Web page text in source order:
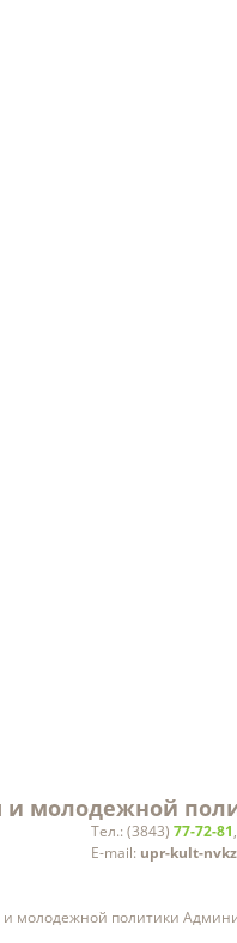
и молодежной
Тел.: (3843) 77-72-81
E-mail: upr-kult-
и молодежной политики